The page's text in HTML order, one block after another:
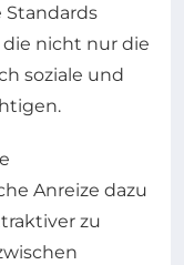
Standards
die nicht nur die
soziale und
Anreize dazu
zu